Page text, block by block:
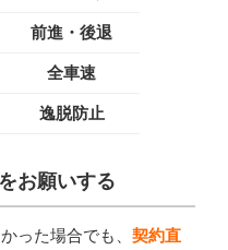
前進・後退
全車速
逸脱防止
お願いする
った場合でも、 契約直